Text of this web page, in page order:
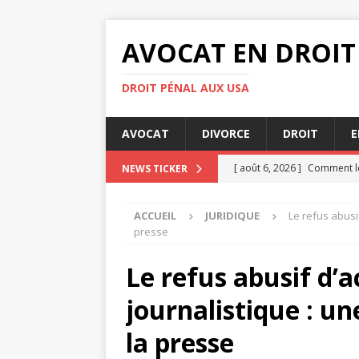
AVOCAT EN
DROIT PÉNAL AUX USA
AVOCAT DIVORCE DROIT
NEWS TICKER [ août 6, 2026 ] Comment
[ août 3, 2026 ] Audience
DIVORCE
[ août 8, 2026 ]
ACCUEIL JURIDIQUE
Le refus
presse
Le refus abusif
journalistique :
la presse